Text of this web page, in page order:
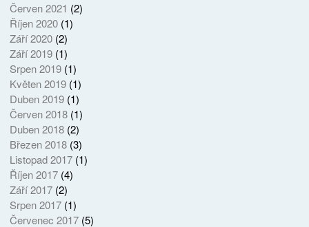
Červen 2021 (2)
Říjen 2020(1)
Září 2020(2)
Září 2019(1)
Srpen 2019(1)
Květen 2019(1)
Duben 2019(1)
Červen 2018(1)
Duben 2018(2)
Březen 2018(3)
Listopad 2017(1)
Říjen 2017(4)
Září 2017(2)
Srpen 2017(1)
Červenec 2017(5)